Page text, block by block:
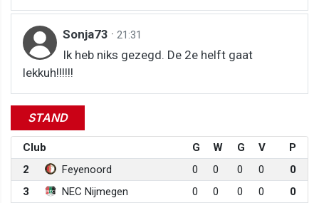
Sonja73 · 21:31
Ik heb niks gezegd. De 2e helft gaat
lekkuh!!!!!!
STAND
Club G W G V
P
2
Feyenoord 0 0 0 0
0
3
NEC Nijmegen 0 0 0 0
0